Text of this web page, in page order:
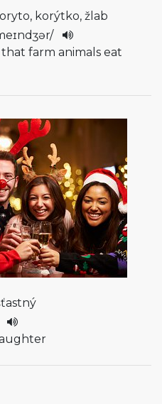
korýtko, žlab
/
farm animals eat